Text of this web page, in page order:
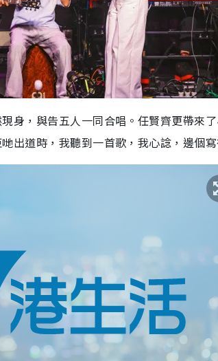
身，與告五人一同合唱。任賢齊更帶來
出道時，我聽到一首歌，我心諗，邊個寫